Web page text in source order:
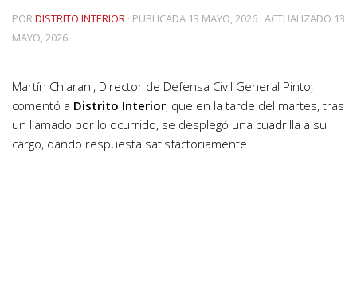
PORDISTRITO INTERIOR · PUBLICADA 13 MAYO, 2026 · ACTUALIZADO 13
MAYO, 2026
Martín Chiarani, Director de Defensa Civil General Pinto,
comentó a Distrito Interior, que en la tarde del martes, tras
un llamado por lo ocurrido, se desplegó una cuadrilla a su
cargo, dando respuesta satisfactoriamente.